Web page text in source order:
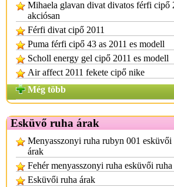
Mihaela glavan divat divatos férfi cipő
akciósan
Férfi divat cipő 2011
Puma férfi cipő 43 as 2011 es modell
Scholl energy gel cipő 2011 es modell
Air affect 2011 fekete cipő nike
Még több
Esküvő ruha árak
Menyasszonyi ruha rubyn 001 esküvői
árak
Fehér menyasszonyi ruha esküvői ruha
Esküvői ruha árak